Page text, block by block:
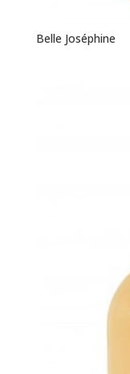
Belle Joséphine